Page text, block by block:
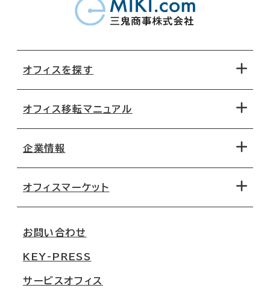
オフィスを探す
地図から探す
路線・駅から探す
オフィス移転マニュアル
移転コストシミュレーション
移転スケジュール
オフィス移転Q&A
企業情報
オフィスマーケット
大阪
名古屋
お問い合わせ
KEY-PRESS
サービスオフィス